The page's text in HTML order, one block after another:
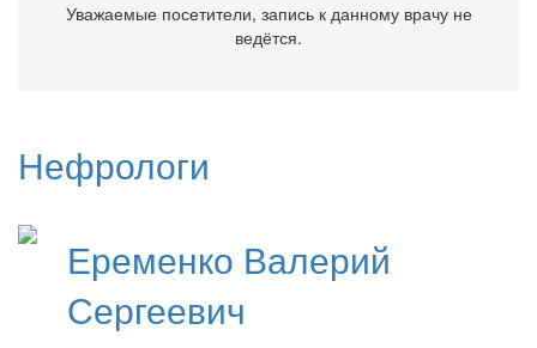
Уважаемые посетители, запись к данному врачу не
ведётся.
Нефрологи
Еременко Валерий
Сергеевич